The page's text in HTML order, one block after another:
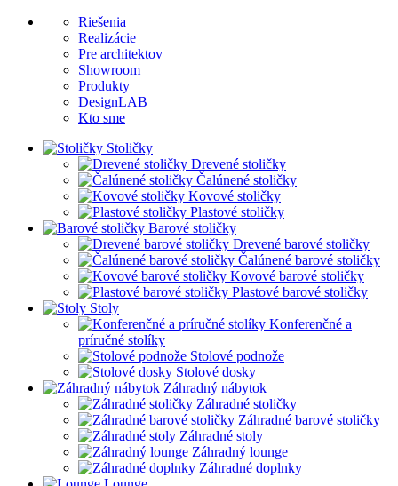
Riešenia
Realizácie
Pre architektov
Showroom
Produkty
DesignLAB
Kto sme
Stoličky
Drevené stoličky
Čalúnené stoličky
Kovové stoličky
Plastové stoličky
Barové stoličky
Drevené barové stoličky
Čalúnené barové stoličky
Kovové barové stoličky
Plastové barové stoličky
Stoly
Konferenčné a
príručné stolíky
Stolové podnože
Stolové dosky
Záhradný nábytok
Záhradné stoličky
Záhradné barové stoličky
Záhradné stoly
Záhradný lounge
Záhradné doplnky